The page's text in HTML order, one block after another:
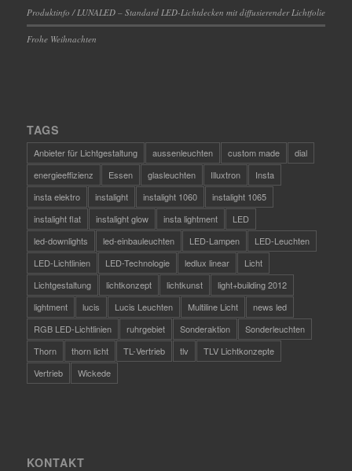
Produktinfo / LUNALED – Standard LED-Lichtdecken mit diffusierender Lichtfolie
Frohe Weihnachten
TAGS
Anbieter für Lichtgestaltung aussenleuchten custom made
dial
energieeffizienz
Essen glasleuchten Illuxtron
Insta
insta elektro
instalight instalight 1060
instalight 1065
instalight flat
instalight glow insta lightment
LED
led-downlights
led-einbauleuchten LED-Lampen
LED-Leuchten
LED-Lichtlinien
LED-Technologie ledlux linear
Licht
Lichtgestaltung
lichtkonzept lichtkunst
light+building 2012
lightment
lucis Lucis Leuchten Multiline Licht
news led
RGB LED-Lichtlinien
ruhrgebiet Sonderaktion
Sonderleuchten
Thorn
thorn licht TL-Vertrieb tlv
TLV Lichtkonzepte
Vertrieb
Wickede
KONTAKT